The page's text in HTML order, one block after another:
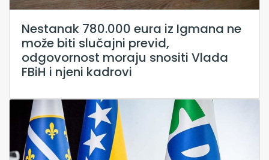
Nestanak 780.000 eura iz Igmana ne
može biti slučajni previd,
odgovornost moraju snositi Vlada
FBiH i njeni kadrovi